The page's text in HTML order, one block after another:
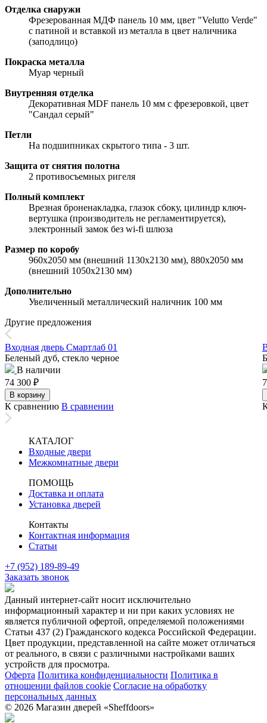
Отделка снаружи
Фрезерованная МДФ панель 10 мм, цвет "Velutto Verde"
с патиной и вставкой из металла в цвет наличника
(заподлицо)
Покраска металла
Муар черный
Внутренняя отделка
Декоративная MDF панель 10 мм с фрезеровкой, цвет
"Сандал серый"
Петли
На подшипниках скрытого типа - 3 шт.
Защита от снятия полотна
2 противосъемных ригеля
Полный комплект
Врезная броненакладка, глазок сбоку, цилиндр ключ-
вертушка (производитель не регламентируется),
электронный замок без wi-fi шлюза
Размер по коробу
960х2050 мм (внешний 1130х2130 мм), 880х2050 мм
(внешний 1050х2130 мм)
Дополнительно
Увеличенный металлический наличник 100 мм
Другие предложения
Входная дверь Смартлаб 01
Беленый дуб, стекло черное
В наличии
74 300 ₽
В корзину
К сравнению В сравнении
КАТАЛОГ
Входные двери
Межкомнатные двери
ПОМОЩЬ
Доставка и оплата
Установка дверей
Контакты
Контактная информация
Статьи
+7 (952) 189-89-49
Заказать звонок
Данный интернет-сайт носит исключительно
информационный характер и ни при каких условиях не
является публичной офертой, определяемой положениями
Статьи 437 (2) Гражданского кодекса Российской Федерации.
Цвет продукции, представленной на сайте может отличаться
от реального, в связи с различными настройками ваших
устройств для просмотра.
Оферта Политика конфиденциальности Политика в
отношении файлов cookie Согласие на обработку
персональных данных
© 2026 Магазин дверей «Sheffdoors»